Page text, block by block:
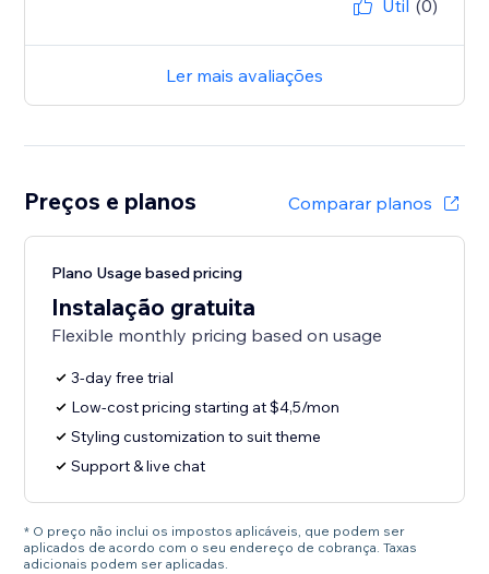
Útil (0)
Ler mais avaliações
Preços e planos Comparar planos
Plano Usage based pricing
Instalação gratuita
Flexible monthly pricing based on usage
3-day free trial
Low-cost pricing starting at $4,5/mon
Styling customization to suit theme
Support & live chat
* O preço não inclui os impostos aplicáveis, que podem ser
aplicados de acordo com o seu endereço de cobrança. Taxas
adicionais podem ser aplicadas.